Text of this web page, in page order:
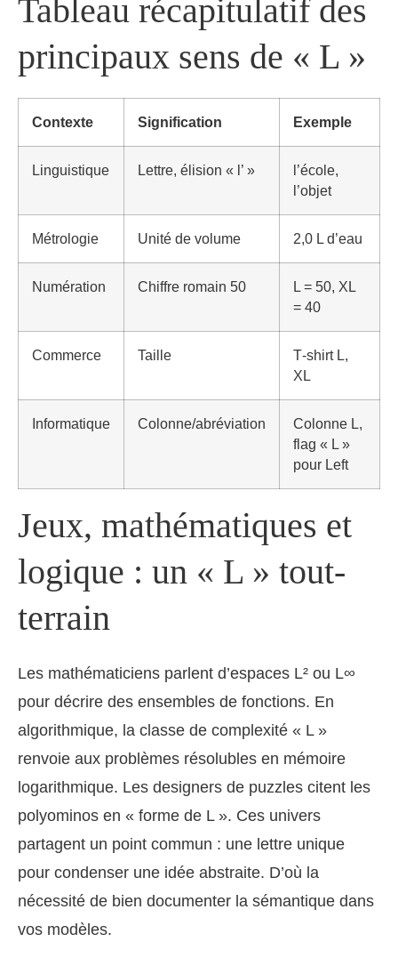
Tableau récapitulatif des
principaux sens de « L »
Contexte Signification Exemple
Linguistique Lettre, élision « l’ »
l’école,
l’objet
Métrologie Unité de volume 2,0 L d’eau
Numération Chiffre romain 50
L = 50, XL
= 40
Commerce Taille
T‑shirt L,
XL
Informatique Colonne/abréviation
Colonne L,
flag « L »
pour Left
Jeux, mathématiques et
logique : un « L » tout-
terrain
Les mathématiciens parlent d’espaces L² ou L∞
pour décrire des ensembles de fonctions. En
algorithmique, la classe de complexité « L »
renvoie aux problèmes résolubles en mémoire
logarithmique. Les designers de puzzles citent les
polyominos en « forme de L ». Ces univers
partagent un point commun : une lettre unique
pour condenser une idée abstraite. D’où la
nécessité de bien documenter la sémantique dans
vos modèles.